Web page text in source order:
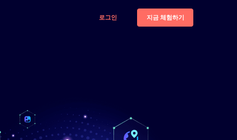
로그인 지금 체험하기